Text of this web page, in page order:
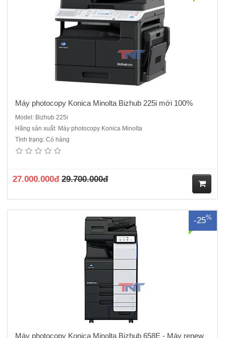
Máy photocopy Konica Minolta Bizhub 225i mới 100%
Model: Bizhub 225i
Hãng sản xuất: Máy photocopy Konica Minolta
Tình trạng: Có hàng
27.000.000đ 29.700.000đ
ua
-25%
MÁY PHOTOCOPY KONICA MINOLTA BIZHUB 658E - Máy renew là
dòng máy cũ độ mới cao.Chức năng : Sao chụp, In mạng, Quét mạng
Máy photocopy Konica Minolta Bizhub 658E - Máy renew